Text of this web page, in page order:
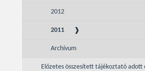
2012
2011
Archívum
Előzetes összesített tájékoztató adott